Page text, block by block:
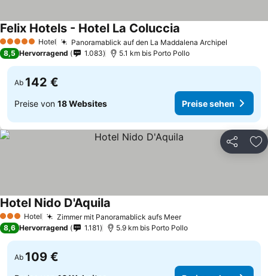
5 Sterne Hotel Panoramablick auf den La Maddalena Archipel
Felix Hotels - Hotel La Coluccia
8,5 Hervorragend 1.083 5.1 km bis Porto Pollo
Ab 142 €
Preise von 18 Websites Preise sehen
Teilen
3 SterneHotel Zimmer mit Panoramablick aufs Meer
Hotel Nido D'Aquila
8,6 Hervorragend 1.181 5.9 km bis Porto Pollo
Ab 109 €